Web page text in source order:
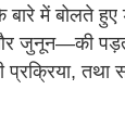
में बोलते हुए
और जुनून—की
तथा